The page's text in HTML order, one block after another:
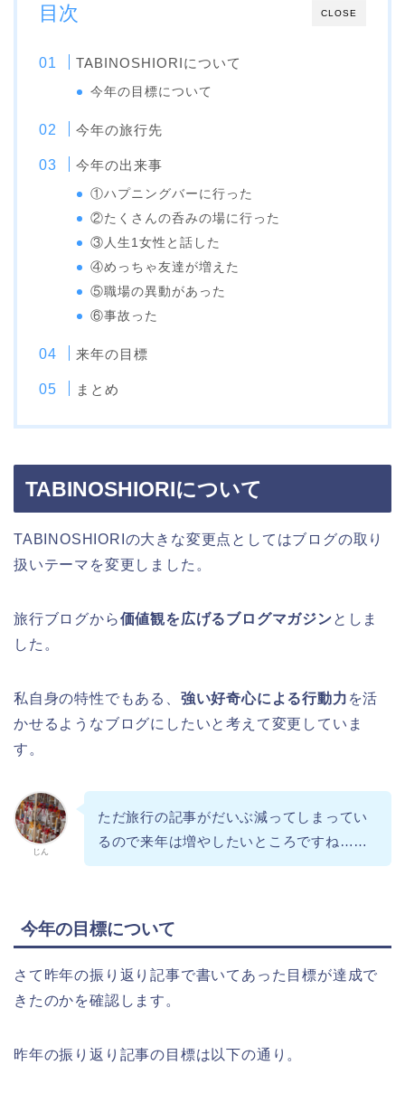
CLOSE
目次
TABINOSHIORIについて
今年の目標について
今年の旅行先
今年の出来事
①ハプニングバーに行った
②たくさんの呑みの場に行った
③人生1女性と話した
④めっちゃ友達が増えた
⑤職場の異動があった
⑥事故った
来年の目標
まとめ
TABINOSHIORIについて
TABINOSHIORIの大きな変更点としてはブログの取り
扱いテーマを変更しました。
旅行ブログから価値観を広げるブログマガジンとしま
した。
私自身の特性でもある、 強い好奇心による行動力 を活
かせるようなブログにしたいと考えて変更していま
す。
じん
ただ旅行の記事がだいぶ減ってしまってい
るので来年は増やしたいところですね……
今年の目標について
さて昨年の振り返り記事で書いてあった目標が達成で
きたのかを確認します。
昨年の振り返り記事の目標は以下の通り。